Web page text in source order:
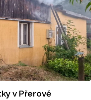
v Přerově